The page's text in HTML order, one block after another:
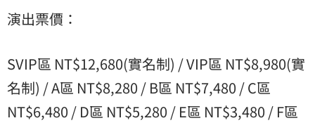
演出票價：
SVIP區 NT$12,680(實名制) / VIP區 NT$8,980(實
名制) / A區 NT$8,280 / B區 NT$7,480 / C區
NT$6,480 / D區 NT$5,280 / E區 NT$3,480 / F區